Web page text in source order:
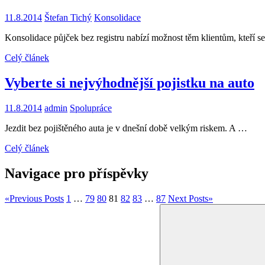
11.8.2014 Štefan Tichý Konsolidace
Konsolidace půjček bez registru nabízí možnost těm klientům, kteří
Celý článek
Vyberte si nejvýhodnější pojistku na auto
11.8.2014 admin Spolupráce
Jezdit bez pojištěného auta je v dnešní době velkým riskem. A …
Celý článek
Navigace pro příspěvky
«Previous Posts 1 … 79 80 81 82 83 … 87 Next Posts»